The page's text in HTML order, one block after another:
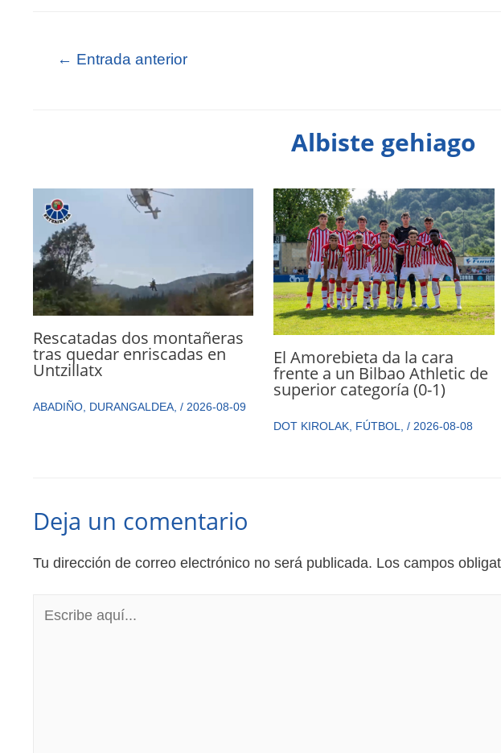
← Entrada anterior
Albiste gehiago
Rescatadas dos montañeras
tras quedar enriscadas en
Untzillatx
ABADIÑO, DURANGALDEA, / 2026-08-09
El Amorebieta da la cara
frente a un Bilbao Athletic de
superior categoría (0-1)
DOT KIROLAK FÚTBOL ,/ 2026-08-08
Deja un comentario
Tu dirección de correo electrónico no será publicada. Los campos